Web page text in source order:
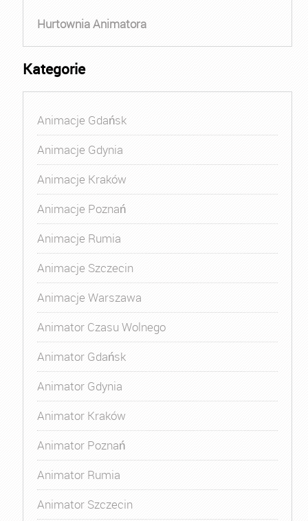
Hurtownia Animatora
Kategorie
Animacje Gdańsk
Animacje Gdynia
Animacje Kraków
Animacje Poznań
Animacje Rumia
Animacje Szczecin
Animacje Warszawa
Animator Czasu Wolnego
Animator Gdańsk
Animator Gdynia
Animator Kraków
Animator Poznań
Animator Rumia
Animator Szczecin